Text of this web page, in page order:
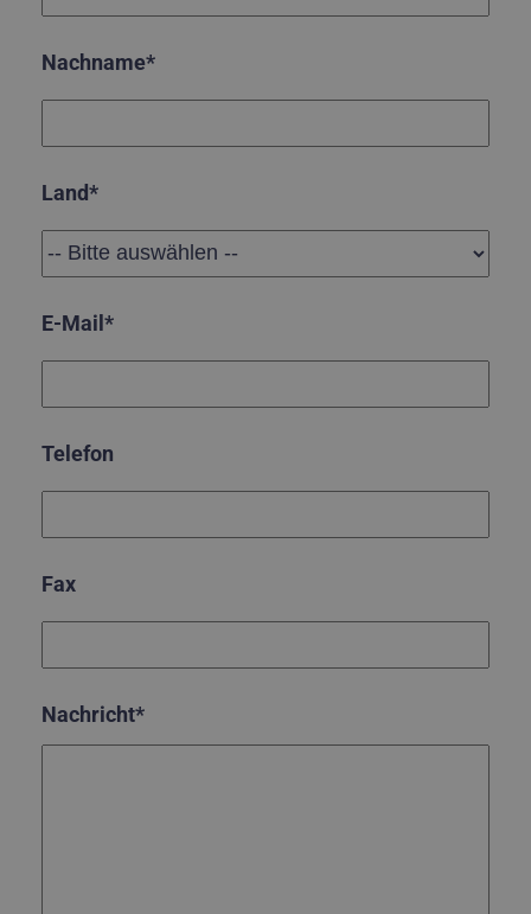
Nachname*
Land*
E-Mail*
Telefon
Fax
Nachricht*